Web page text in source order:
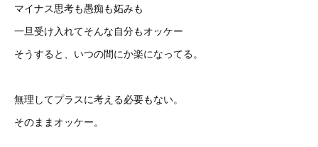
マイナス思考も愚痴も妬みも
一旦受け入れてそんな自分もオッケー
そうすると、いつの間にか楽になってる。
無理してプラスに考える必要もない。
そのままオッケー。